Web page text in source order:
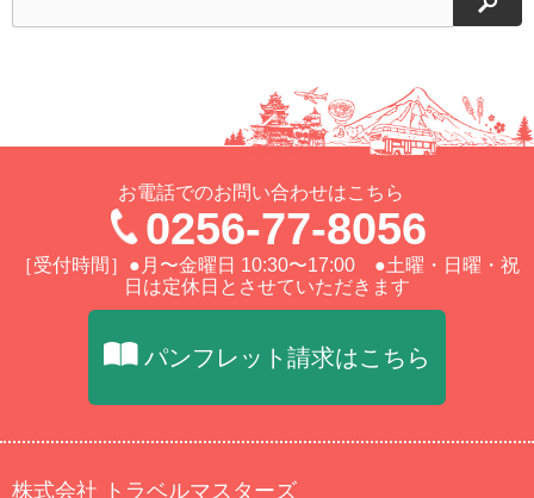
お電話でのお問い合わせはこちら
0256-77-8056
［受付時間］●月〜金曜日 10:30〜17:00 ●土曜・日曜・祝
日は定休日とさせていただきます
パンフレット請求はこちら
株式会社 トラベルマスターズ